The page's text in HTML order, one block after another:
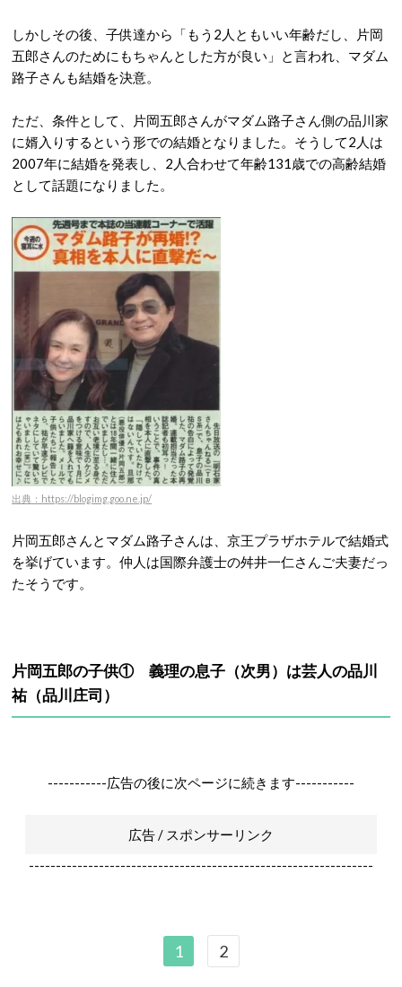
しかしその後、子供達から「もう2人ともいい年齢だし、片岡
五郎さんのためにもちゃんとした方が良い」と言われ、マダム
路子さんも結婚を決意。
ただ、条件として、片岡五郎さんがマダム路子さん側の品川家
に婿入りするという形での結婚となりました。そうして2人は
2007年に結婚を発表し、2人合わせて年齢131歳での高齢結婚
として話題になりました。
出典：https://blogimg.goo.ne.jp/
片岡五郎さんとマダム路子さんは、京王プラザホテルで結婚式
を挙げています。仲人は国際弁護士の舛井一仁さんご夫妻だっ
たそうです。
片岡五郎の子供① 義理の息子（次男）は芸人の品川
祐（品川庄司）
-----------広告の後に次ページに続きます-----------
広告 / スポンサーリンク
----------------------------------------------------------------
1 2